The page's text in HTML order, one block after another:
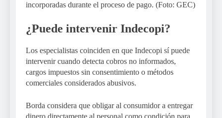
incorporadas durante el proceso de pago. (Foto: GEC)
¿Puede intervenir Indecopi?
Los especialistas coinciden en que Indecopi sí puede
intervenir cuando detecta cobros no informados,
cargos impuestos sin consentimiento o métodos
comerciales considerados abusivos.
Borda considera que obligar al consumidor a entregar